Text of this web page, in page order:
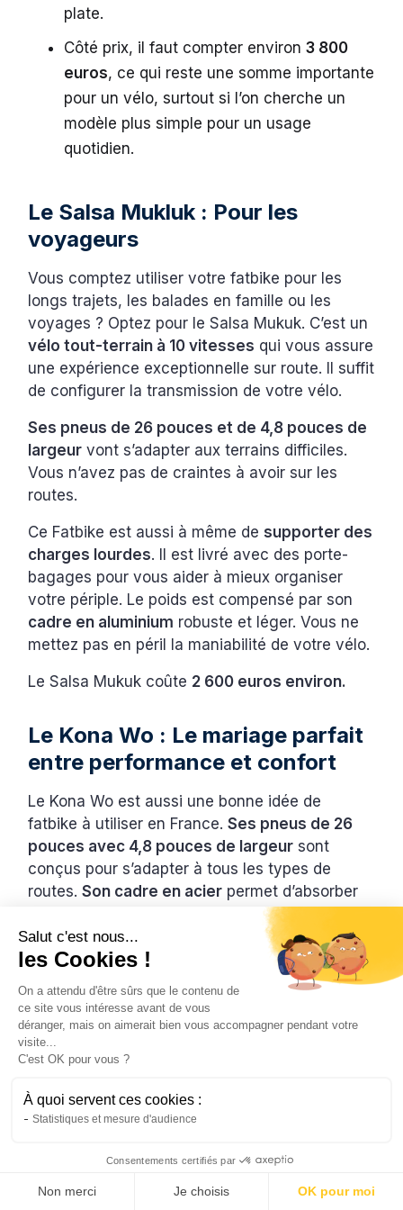
plate.
Côté prix, il faut compter environ3 800
euros, ce qui reste une somme importante
pour un vélo, surtout si l’on cherche un
modèle plus simple pour un usage
quotidien.
Le Salsa Mukluk : Pour les
voyageurs
Vous comptez utiliser votre fatbike pour les
longs trajets, les balades en famille ou les
voyages ? Optez pour le Salsa Mukuk. C’est un
vélo tout-terrain à 10 vitesses qui vous assure
une expérience exceptionnelle sur route. Il suffit
de configurer la transmission de votre vélo.
Ses pneus de 26 pouces et de 4,8 pouces de
largeur vont s’adapter aux terrains difficiles.
Vous n’avez pas de craintes à avoir sur les
routes.
Ce Fatbike est aussi à même desupporter des
charges lourdes. Il est livré avec des porte-
bagages pour vous aider à mieux organiser
votre périple. Le poids est compensé par son
cadre en aluminium robuste et léger. Vous ne
mettez pas en péril la maniabilité de votre vélo.
Le Salsa Mukuk coûte 2 600 euros environ.
Le Kona Wo : Le mariage parfait
entre performance et confort
Le Kona Wo est aussi une bonne idée de
fatbike à utiliser en France.Ses pneus de 26
pouces avec 4,8 pouces de largeur sont
conçus pour s’adapter à tous les types de
routes.Son cadre en acier permet d’absorber
les chocs pour des déplacements plus
agréables.
La stabilité fait partie des points forts de ce
vélo tout-terrain électrique. Il dispose, en plus,
d’une transmissionqui vous permet de passer
à la vitesse supérieure pendant les montées.
euros pour vous procurer ce modèle.
Conclusion
Salut c'est nous...
les Cookies !
On a attendu d'être sûrs que le contenu de
ce site vous intéresse avant de vous
déranger, mais on aimerait bien vous accompagner pendant votre
visite...
C'est OK pour vous ?
À quoi servent ces cookies :
Statistiques et mesure d'audience
Consentements certifiés par
Non merci Je choisis OK pour moi